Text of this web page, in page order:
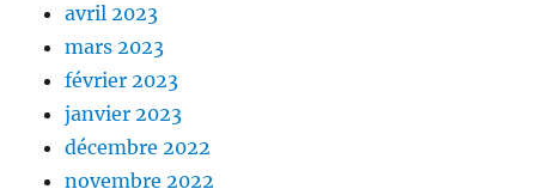
avril 2023
mars 2023
février 2023
janvier 2023
décembre 2022
novembre 2022